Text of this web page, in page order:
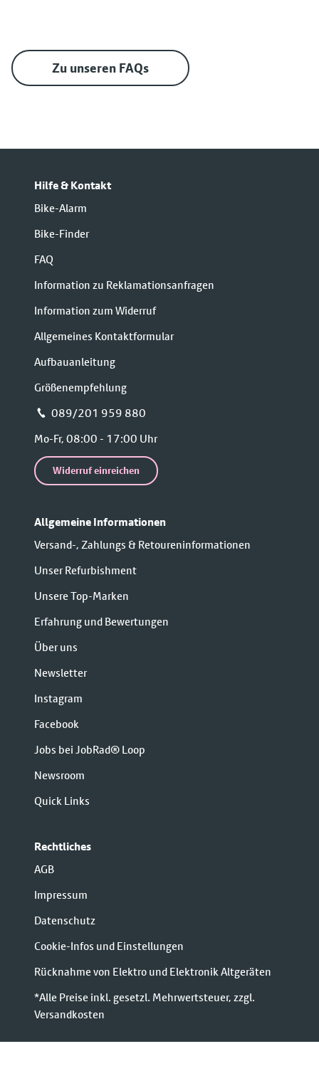
Zu unseren FAQs
Hilfe & Kontakt
Bike-Alarm
Bike-Finder
FAQ
Information zu Reklamationsanfragen
Information zum Widerruf
Allgemeines Kontaktformular
Aufbauanleitung
Größenempfehlung
📞 089/201 959 880
Mo-Fr, 08:00 - 17:00 Uhr
Widerruf einreichen
Allgemeine Informationen
Versand-, Zahlungs & Retoureninformationen
Unser Refurbishment
Unsere Top-Marken
Erfahrung und Bewertungen
Über uns
Newsletter
Instagram
Facebook
Jobs bei JobRad® Loop
Newsroom
Quick Links
Rechtliches
AGB
Impressum
Datenschutz
Cookie-Infos und Einstellungen
Rücknahme von Elektro und Elektronik Altgeräten
*Alle Preise inkl. gesetzl. Mehrwertsteuer, zzgl.
Versandkosten